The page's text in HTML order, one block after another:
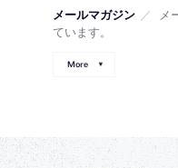
メールマガジン ／
メ
ています。
More